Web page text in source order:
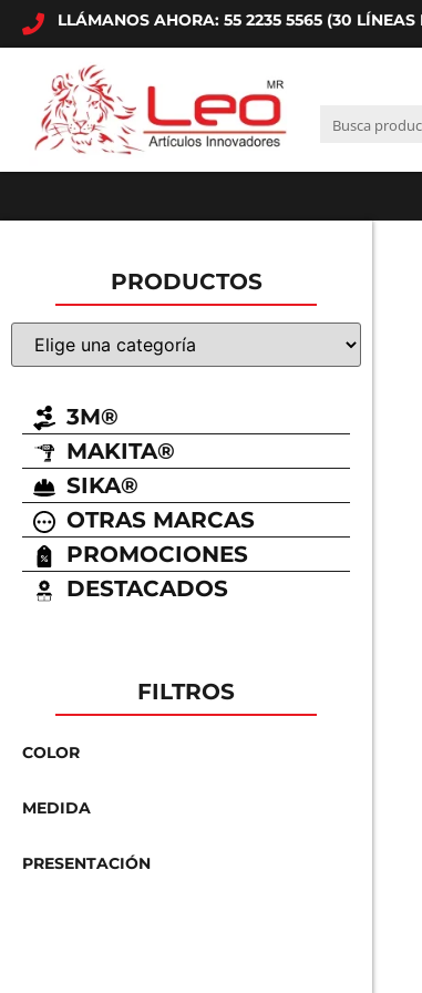
LLÁMANOS AHORA: 55 2235 5565 (30 LÍNEAS
PRODUCTOS
3M®
MAKITA®
SIKA®
OTRAS MARCAS
PROMOCIONES
DESTACADOS
FILTROS
COLOR
MEDIDA
PRESENTACIÓN